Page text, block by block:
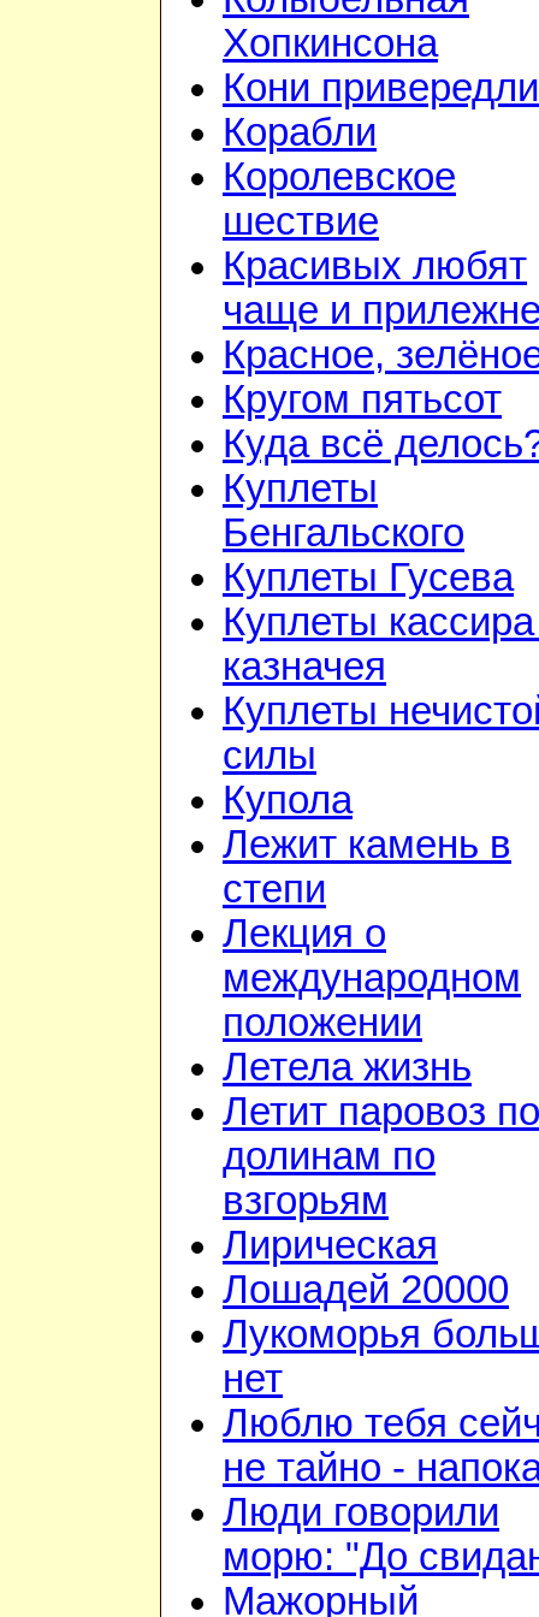
Хопкинсона
Кони
Корабли
Королевское
шествие
Красивых любят
чаще и
Красное,
Кругом пятьсот
Куда всё
Куплеты
Бенгальского
Куплеты Гусева
Куплеты
казначея
Куплеты
силы
Купола
Лежит камень в
степи
Лекция о
международном
положении
Летела жизнь
Летит паровоз по
долинам по
взгорьям
Лирическая
Лошадей 20000
Лукоморья
нет
Люблю тебя
не тайно -
Люди говорили
морю: "До
Мажорный